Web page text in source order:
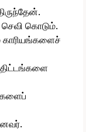
செவி கொடும்.
காரியங்களைச்